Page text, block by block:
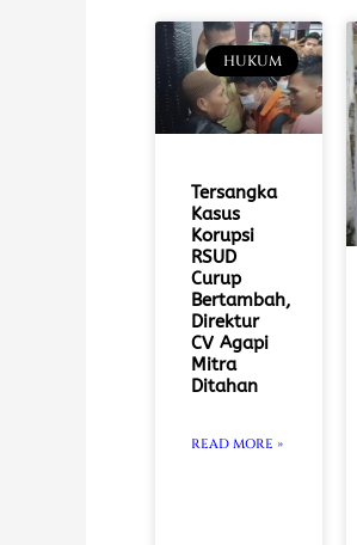
HUKUM
Tersangka
Kasus
Korupsi
RSUD
Curup
Bertambah,
Direktur
CV Agapi
Mitra
Ditahan
READ MORE »